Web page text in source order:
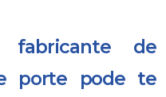
de
porte pode te